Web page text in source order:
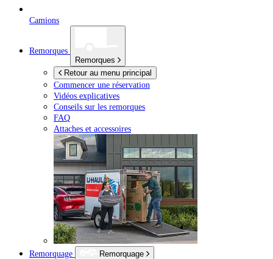
Camions
Remorques
Remorques
Retour au menu principal
Commencer une réservation
Vidéos explicatives
Conseils sur les remorques
FAQ
Attaches et accessoires
Remorquage
Remorquage